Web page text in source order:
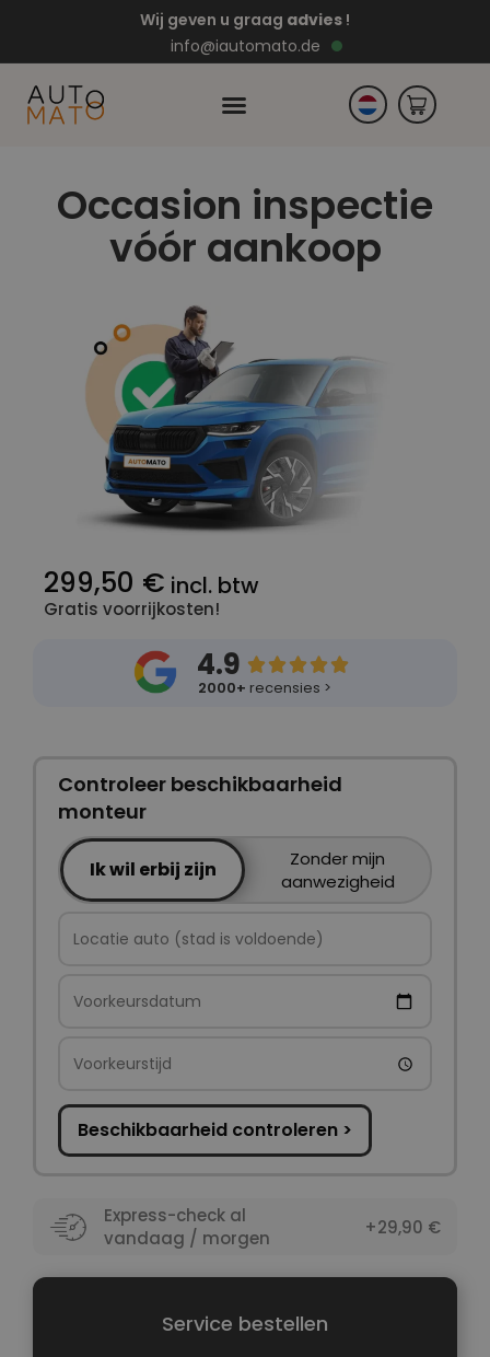
Wij geven u graag advies !
info@iautomato.de
EN
CZ
FR
Occasion inspectie
vóór aankoop
299,50 € incl. btw
Gratis voorrijkosten!
4.9 
2000+ recensies >
Controleer beschikbaarheid
monteur
Ik wil erbij zijn
Zonder mijn
aanwezigheid
Beschikbaarheid controleren >
Express-check al
vandaag / morgen
+29,90 €
Service bestellen